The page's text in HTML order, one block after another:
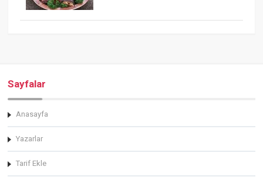
Sayfalar
Anasayfa
Yazarlar
Tarif Ekle